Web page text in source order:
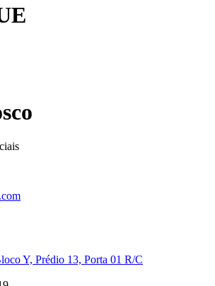
Y, Prédio 13, Porta 01 R/C